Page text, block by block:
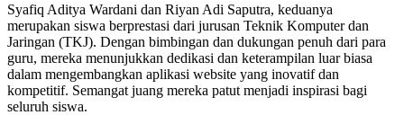
Syafiq Aditya Wardani dan Riyan Adi Saputra, keduanya
merupakan siswa berprestasi dari jurusan Teknik Komputer dan
Jaringan (TKJ). Dengan bimbingan dan dukungan penuh dari para
guru, mereka menunjukkan dedikasi dan keterampilan luar biasa
dalam mengembangkan aplikasi website yang inovatif dan
kompetitif. Semangat juang mereka patut menjadi inspirasi bagi
seluruh siswa.